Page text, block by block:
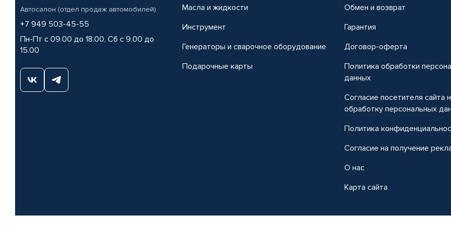
Автосалон (отдел продаж автомобилей)
+7 949 503-45-55
Пн-Пт с 09.00 до 18.00, Сб с 9.00 до
15.00
Масла и жидкости
Инструмент
Генераторы и сварочное оборудование
Подарочные карты
Обмен и возврат
Гарантия
Договор-оферта
Политика обработки
данных
Согласие посетителя сайта
обработку персональных
Политика
Согласие на получение
О нас
Карта сайта